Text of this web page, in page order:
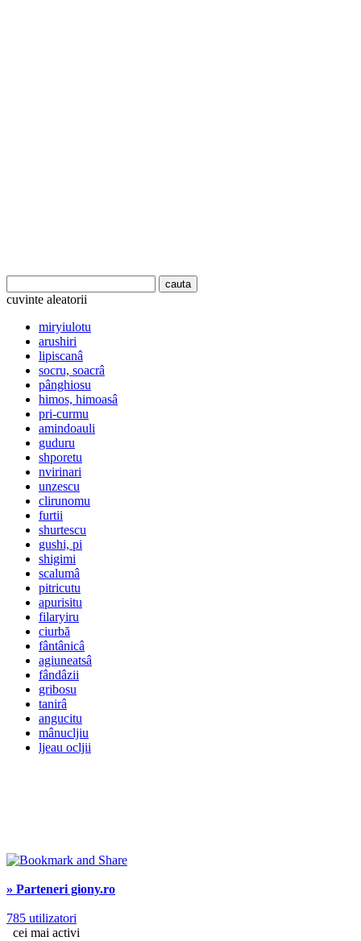
cuvinte aleatorii
miryiulotu
arushiri
lipiscanâ
socru, soacrâ
pânghiosu
himos, himoasâ
pri-curmu
amindoauli
guduru
shporetu
nvirinari
unzescu
clirunomu
furtii
shurtescu
gushi, pi
shigimi
scalumâ
pitricutu
apurisitu
filaryiru
ciurbă
fântânicâ
agiuneatsâ
fândâzii
gribosu
tanirâ
angucitu
mânucljiu
ljeau ocljii
» Parteneri giony.ro
785 utilizatori
cei mai activi